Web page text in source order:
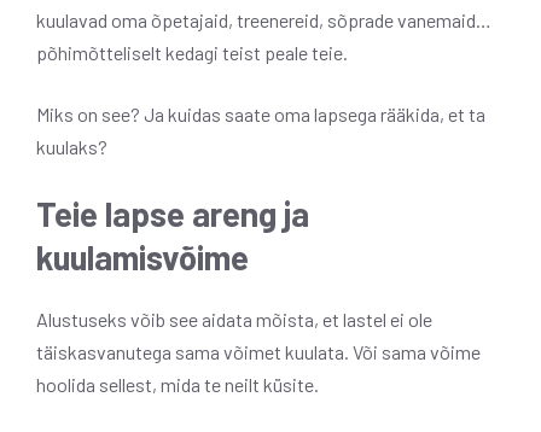
kuulavad oma õpetajaid, treenereid, sõprade vanemaid…
põhimõtteliselt kedagi teist peale teie.
Miks on see? Ja kuidas saate oma lapsega rääkida, et ta
kuulaks?
Teie lapse areng ja
kuulamisvõime
Alustuseks võib see aidata mõista, et lastel ei ole
täiskasvanutega sama võimet kuulata. Või sama võime
hoolida sellest, mida te neilt küsite.